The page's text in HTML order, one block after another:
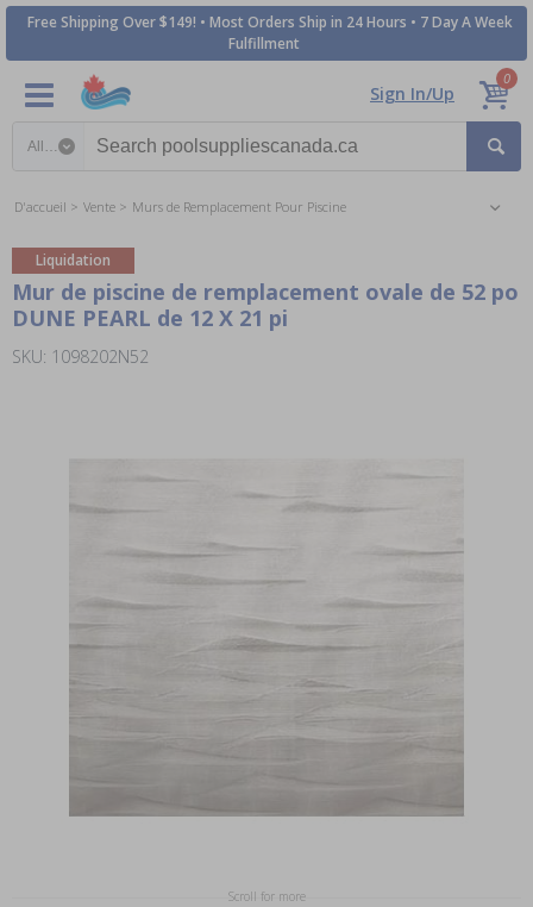
Free Shipping Over $149! • Most Orders Ship in 24 Hours • 7 Day A Week
Fulfillment
Sign In/Up
0
D'accueil Vente Murs de Remplacement Pour Piscine
Liquidation
Mur de piscine de remplacement ovale de 52 po
DUNE PEARL de 12 X 21 pi
SKU: 1098202N52
Scroll for more